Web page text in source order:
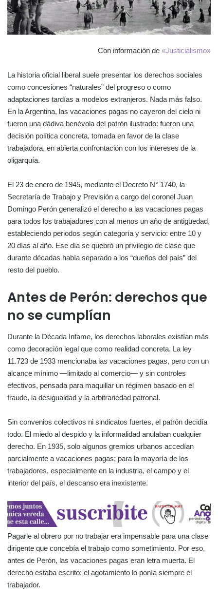
Con información de «Justicialismo»
La historia oficial liberal suele presentar los derechos sociales
como concesiones “naturales” del progreso o como
adaptaciones tardías a modelos extranjeros. Nada más falso.
En la Argentina, las vacaciones pagas no cayeron del cielo ni
fueron una dádiva benévola del patrón ilustrado: fueron una
decisión política concreta, tomada en favor de la clase
trabajadora, en abierta confrontación con los intereses de la
oligarquía.
El 23 de enero de 1945, mediante el Decreto N° 1740, la
Secretaría de Trabajo y Previsión a cargo del coronel Juan
Domingo Perón generalizó el derecho a las vacaciones pagas
para todos los trabajadores con al menos un año de antigüedad,
estableciendo periodos según categoría y servicio: entre 10 y
20 días al año. Ese día se quebró un privilegio de clase que
durante décadas había separado a los “dueños del país” del
resto del pueblo.
Antes de Perón: derechos que
no se cumplían
Durante la Década Infame, los derechos laborales existían más
como decoración legal que como realidad concreta. La ley
11.723 de 1933 mencionaba las vacaciones pagas, pero con un
alcance mínimo —limitado al comercio— y sin controles
efectivos, pensada para maquillar un régimen basado en el
fraude, la desigualdad y la arbitrariedad patronal.
Sin convenios colectivos ni sindicatos fuertes, el patrón decidía
todo. El miedo al despido y la informalidad anulaban cualquier
derecho. En 1935, solo algunos gremios urbanos accedían
parcialmente a vacaciones pagas; para la mayoría de los
trabajadores, especialmente en la industria, el campo y el
interior del país, el descanso era inexistente.
Pagarle al obrero por no trabajar era impensable para una clase
dirigente que concebía el trabajo como sometimiento. Por eso,
antes de Perón, las vacaciones pagas eran letra muerta. El
derecho estaba escrito; el agotamiento lo ponía siempre el
trabajador.